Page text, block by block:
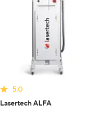
5.0
Lasertech ALFA